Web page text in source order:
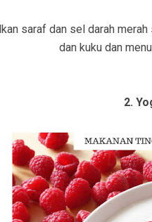
saraf dan sel darah
dan kuku dan
2.